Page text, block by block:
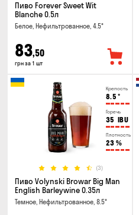
Пиво Forever Sweet Wit
Blanche 0.5л
Белое, Нефильтрованное, 4.5°
83,50
грн за 1 шт
Крепость
8.5 °
Горечь
35 IBU
Плотность
23 %
(3)
Пиво Volynski Browar Big Man
English Barleywine 0.35л
Темное, Нефильтрованное, 8.5°